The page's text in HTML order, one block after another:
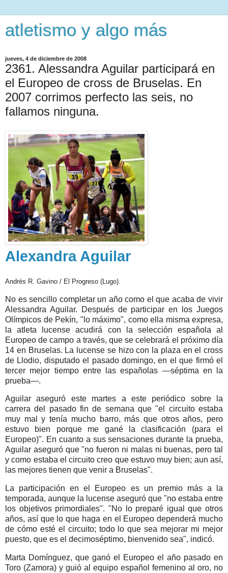
atletismo y algo más
jueves, 4 de diciembre de 2008
2361. Alessandra Aguilar participará en
el Europeo de cross de Bruselas. En
2007 corrimos perfecto las seis, no
fallamos ninguna.
Alexandra Aguilar
Andrés R. Gavino / El Progreso (Lugo).
No es sencillo completar un año como el que acaba de vivir
Alessandra Aguilar. Después de participar en los Juegos
Olímpicos de Pekín, "lo máximo", como ella misma expresa,
la atleta lucense acudirá con la selección española al
Europeo de campo a través, que se celebrará el próximo día
14 en Bruselas. La lucense se hizo con la plaza en el cross
de Llodio, disputado el pasado domingo, en el que firmó el
tercer mejor tiempo entre las españolas —séptima en la
prueba—.
Aguilar aseguró este martes a este periódico sobre la
carrera del pasado fin de semana que "el circuito estaba
muy mal y tenía mucho barro, más que otros años, pero
estuvo bien porque me gané la clasificación (para el
Europeo)". En cuanto a sus sensaciones durante la prueba,
Aguilar aseguró que "no fueron ni malas ni buenas, pero tal
y como estaba el circuito creo que estuvo muy bien; aun así,
las mejores tienen que venir a Bruselas".
La participación en el Europeo es un premio más a la
temporada, aunque la lucense aseguró que "no estaba entre
los objetivos primordiales". "No lo preparé igual que otros
años, así que lo que haga en el Europeo dependerá mucho
de cómo esté el circuito; todo lo que sea mejorar mi mejor
puesto, que es el decimoséptimo, bienvenido sea", indicó.
Marta Domínguez, que ganó el Europeo el año pasado en
Toro (Zamora) y guió al equipo español femenino al oro, no